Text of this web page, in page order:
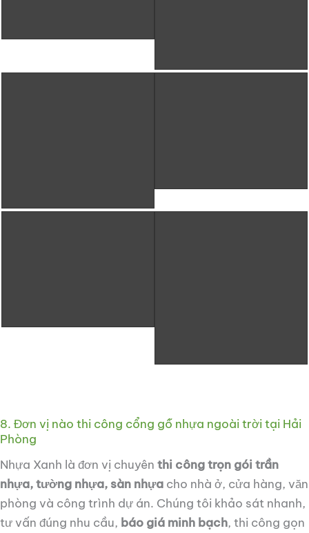
8. Đơn vị nào thi công cổng gỗ nhựa ngoài trời tại Hải
Phòng
Nhựa Xanh là đơn vị chuyên thi công trọn gói trần
nhựa, tường nhựa, sàn nhựa cho nhà ở, cửa hàng, văn
phòng và công trình dự án. Chúng tôi khảo sát nhanh,
tư vấn đúng nhu cầu, báo giá minh bạch, thi công gọn